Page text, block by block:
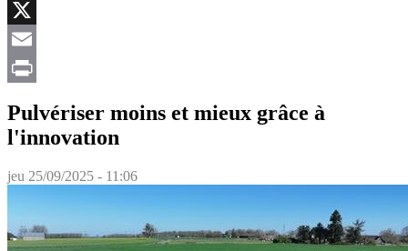
Facebook
X
Email
Pulvériser moins et mieux grâce à
l'innovation
jeu 25/09/2025 - 11:06